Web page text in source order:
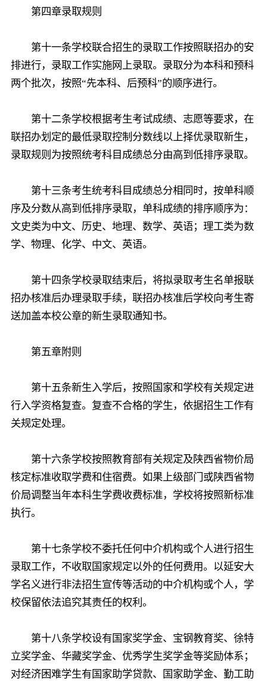
第四章录取规则
第十一条学校联合招生的录取工作按照联招办的安
排进行，录取工作实施网上录取。录取分为本科和预科
两个批次，按照“先本科、后预科”的顺序进行。
第十二条学校根据考生考试成绩、志愿等要求，在
联招办划定的最低录取控制分数线以上择优录取新生，
录取规则为按照统考科目成绩总分由高到低排序录取。
第十三条考生统考科目成绩总分相同时，按单科顺
序及分数从高到低排序录取，单科成绩的排序顺序为：
文史类为中文、历史、地理、数学、英语；理工类为数
学、物理、化学、中文、英语。
第十四条学校录取结束后，将拟录取考生名单报联
招办核准后办理录取手续，联招办核准后学校向考生寄
送加盖本校公章的新生录取通知书。
第五章附则
第十五条新生入学后，按照国家和学校有关规定进
行入学资格复查。复查不合格的学生，依据招生工作有
关规定处理。
第十六条学校按照教育部有关规定及陕西省物价局
核定标准收取学费和住宿费。如果上级部门或陕西省物
价局调整当年本科生学费收费标准，学校将按照新标准
执行。
第十七条学校不委托任何中介机构或个人进行招生
录取工作，不收取国家规定以外的任何费用。以延安大
学名义进行非法招生宣传等活动的中介机构或个人，学
校保留依法追究其责任的权利。
第十八条学校设有国家奖学金、宝钢教育奖、徐特
立奖学金、华藏奖学金、优秀学生奖学金等奖励体系；
对经济困难学生有国家助学贷款、国家助学金、勤工助